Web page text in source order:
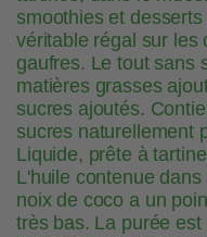
smoothies et desserts
véritable régal sur les
gaufres. Le tout sans
matières grasses
sucres ajoutés.
sucres naturellement
Liquide, prête à
L'huile contenue dans
noix de coco a un
très bas. La purée est